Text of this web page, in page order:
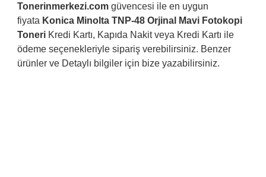
Tonerinmerkezi.com güvencesi ile en uygun
fiyata Konica Minolta TNP-48 Orjinal Mavi Fotokopi
Toneri Kredi Kartı, Kapıda Nakit veya Kredi Kartı ile
ödeme seçenekleriyle sipariş verebilirsiniz. Benzer
ürünler ve Detaylı bilgiler için bize yazabilirsiniz.